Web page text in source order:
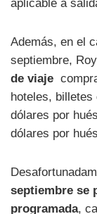
aplicable a
Además, en el
septiembre,
de viaje
hoteles, billetes
dólares por
dólares por
septiembre se
programada,